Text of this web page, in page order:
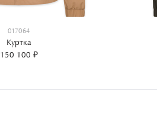
017064
Куртка
150 100 ₽